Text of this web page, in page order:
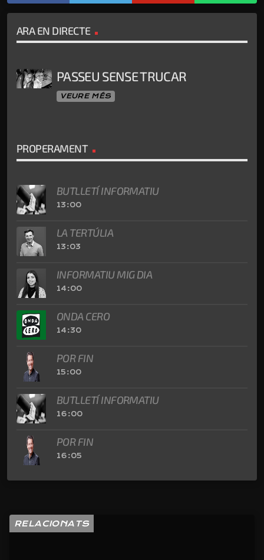
ARA EN DIRECTE
PASSEU SENSE TRUCAR
VEURE MÉS
PROPERAMENT
BUTLLETÍ INFORMATIU
13:00
LA TERTÚLIA
13:03
INFORMATIU MIG DIA
14:00
ONDA CERO
14:30
POR FIN
15:00
BUTLLETÍ INFORMATIU
16:00
POR FIN
16:05
RELACIONATS